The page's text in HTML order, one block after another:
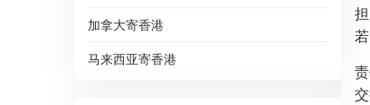
加拿大寄香港
马来西亚寄香港